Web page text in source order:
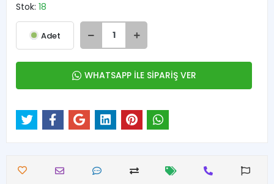
Stok: 18
Adet
WHATSAPP İLE SİPARİŞ VER